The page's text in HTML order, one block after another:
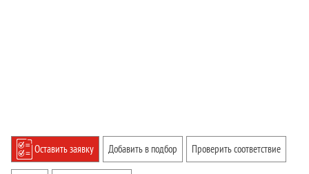
Оставить заявку Добавить в подбор Проверить соответствие